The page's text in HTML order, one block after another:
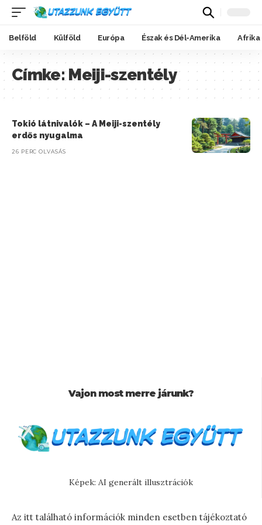
Belföld Külföld Európa Észak és Dél-Amerika Afrika
Címke:Meiji-szentély
Tokió látnivalók – A Meiji-szentély
erdős nyugalma
26 PERC OLVASÁS
Vajon most merre járunk?
Képek: AI generált illusztrációk
Az itt található információk minden esetben tájékoztató